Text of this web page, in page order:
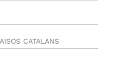
CATALANS